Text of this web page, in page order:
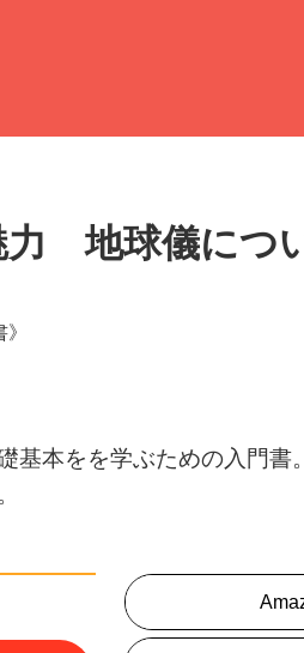
地球儀につ
基本をを学ぶための入門書